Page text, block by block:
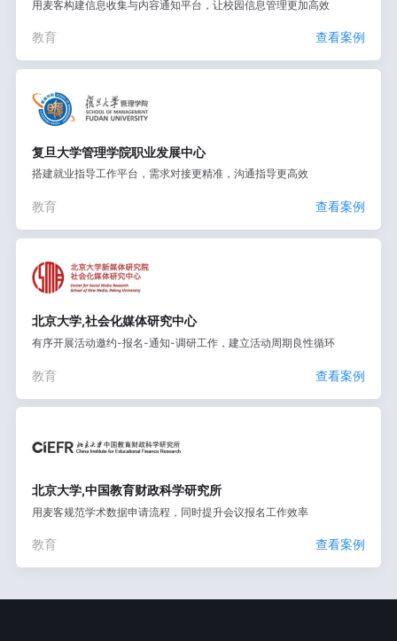
用麦客构建信息收集与内容通知平台，让校园信息管理更加高效
教育 查看案例
复旦大学管理学院职业发展中心
搭建就业指导工作平台，需求对接更精准，沟通指导更高效
教育 查看案例
北京大学,社会化媒体研究中心
有序开展活动邀约-报名-通知-调研工作，建立活动周期良性循环
教育 查看案例
北京大学,中国教育财政科学研究所
用麦客规范学术数据申请流程，同时提升会议报名工作效率
教育 查看案例